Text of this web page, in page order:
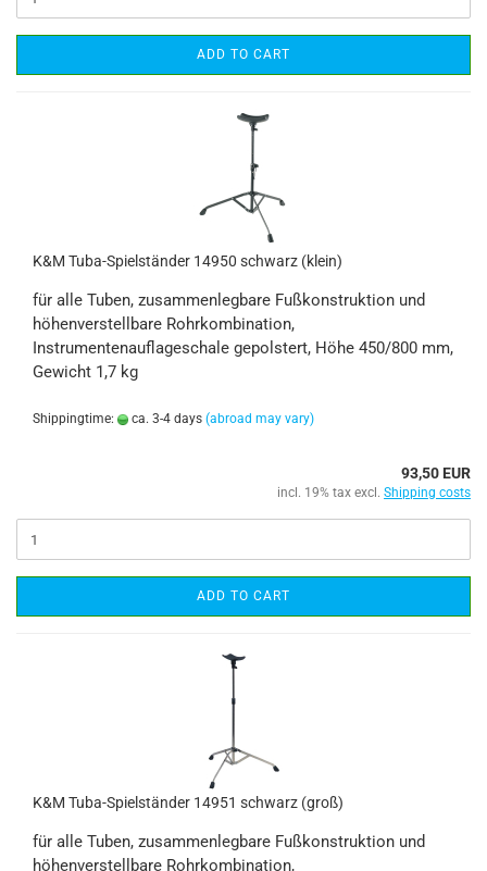
ADD TO CART
K&M Tuba-Spielständer 14950 schwarz (klein)
für alle Tuben, zusammenlegbare Fußkonstruktion und
höhenverstellbare Rohrkombination,
Instrumentenauflageschale gepolstert, Höhe 450/800 mm,
Gewicht 1,7 kg
Shippingtime: ca. 3-4 days (abroad may vary)
93,50 EUR
incl. 19% tax excl. Shipping costs
ADD TO CART
K&M Tuba-Spielständer 14951 schwarz (groß)
für alle Tuben, zusammenlegbare Fußkonstruktion und
höhenverstellbare Rohrkombination,